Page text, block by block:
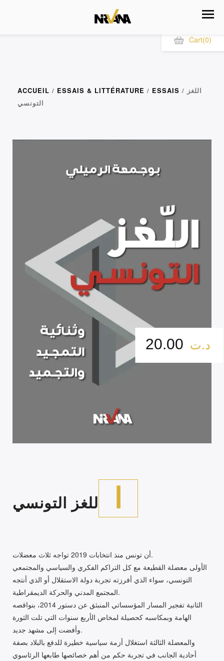
Cart(0)
ACCUEIL / ESSAIS & LITTÉRATURE / ESSAIS / اللغز
التونسي
د.ت
للغز التونسي
أن تونس منذ انتخابات 2019 تواجه ثلاث معضلات.
الأولى معضلة القطيعة مع كل التراكم الفكري والسياسي والمجتمعي
التونسي، سواء الذي أفرزته تجربة دولة الاستقلال أو الذي أنتجه
المجتمع المدني والحركة الديمقراطية.
الثانية تفجير المسار المؤسساتي المنبثق عن دستور 2014، بنواقصه
الهامة وبمكاسبه كحصيلة لمخاض الأربع سنوات التي تلت الثورة
وأفضت إلى مشهد جديد.
والمعضلة الثالثة استغلال أزمة سياسية خطيرة للدفع بالبلاد بصفة
أحادية الجانب في تجربة حكم من أهم خصائصها طابعها الرئاسوي